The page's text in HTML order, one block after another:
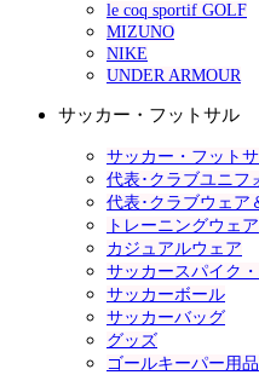
le coq sportif GOLF
MIZUNO
NIKE
UNDER ARMOUR
サッカー・フットサル
サッカー・フット
代表･クラブユニフ
代表･クラブウェア
トレーニングウェア
カジュアルウェア
サッカースパイク
サッカーボール
サッカーバッグ
グッズ
ゴールキーパー用品